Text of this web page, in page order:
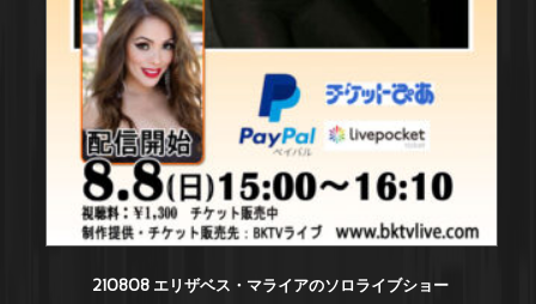
210808 エリザベス・マライアのソロライブショー